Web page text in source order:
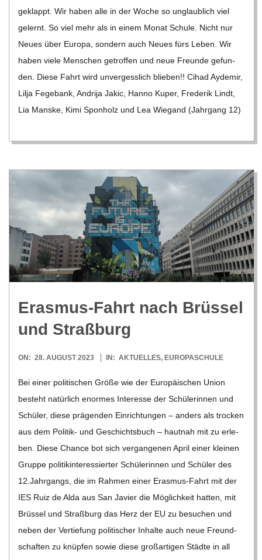
geklappt. Wir haben alle in der Woche so unglaub­lich viel
gelernt. So viel mehr als in einem Monat Schule. Nicht nur
Neues über Europa, son­dern auch Neues fürs Leben. Wir
haben viele Men­schen getrof­fen und neue Freunde gefun­
den. Diese Fahrt wird unver­gess­lich blie­ben!! Cihad Ayd­emir,
Lilja Fege­bank, Andrija Jakic, Hanno Kuper, Fre­de­rik Lindt,
Lia Manske, Kimi Spon­holz und Lea Wie­gand (Jahr­gang 12)
Eras­mus-Fahrt nach Brüs­sel
und Straßburg
2023-
ON: 28. AUGUST 2023 IN: AKTUELLES, EUROPASCHULE
Bei einer poli­ti­schen Größe wie der Euro­päi­schen Union
besteht natür­lich enor­mes Inter­esse der Schü­le­rin­nen und
Schü­ler, diese prä­gen­den Ein­rich­tun­gen – anders als tro­cken
aus dem Poli­­tik- und Geschichts­buch – haut­nah mit zu erle­
ben. Diese Chance bot sich ver­gan­ge­nen April einer klei­nen
Gruppe poli­tik­in­ter­es­sier­ter Schü­le­rin­nen und Schü­ler des
12.Jahrgangs, die im Rah­men einer Eras­­mus-Fahrt mit der
IES Ruiz de Alda aus San Javier die Mög­lich­keit hat­ten, mit
Brüs­sel und Straß­burg das Herz der EU zu besu­chen und
neben der Ver­tie­fung poli­ti­scher Inhalte auch neue Freund­
schaf­ten zu knüp­fen sowie diese groß­ar­ti­gen Städte in all